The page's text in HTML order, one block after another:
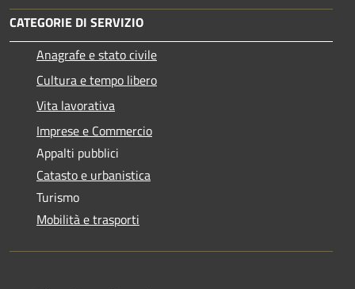
CATEGORIE DI SERVIZIO
Anagrafe e stato civile
Cultura e tempo libero
Vita lavorativa
Imprese e Commercio
Appalti pubblici
Catasto e urbanistica
Turismo
Mobilità e trasporti